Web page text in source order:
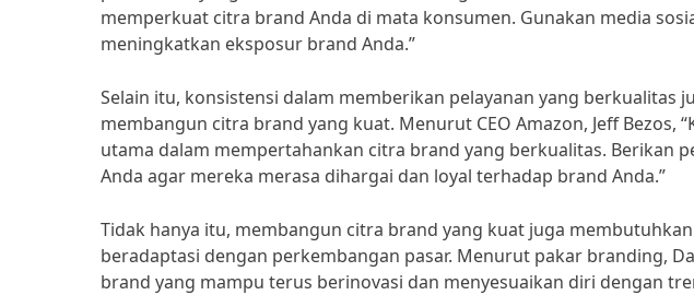
memperkuat citra brand Anda di mata konsumen. Gunakan media
meningkatkan eksposur brand Anda.”
Selain itu, konsistensi dalam memberikan pelayanan yang berkualitas
membangun citra brand yang kuat. Menurut CEO Amazon, Jeff Bezos,
utama dalam mempertahankan citra brand yang berkualitas. Berikan
Anda agar mereka merasa dihargai dan loyal terhadap brand Anda.”
Tidak hanya itu, membangun citra brand yang kuat juga
beradaptasi dengan perkembangan pasar. Menurut pakar branding,
brand yang mampu terus berinovasi dan menyesuaikan diri dengan